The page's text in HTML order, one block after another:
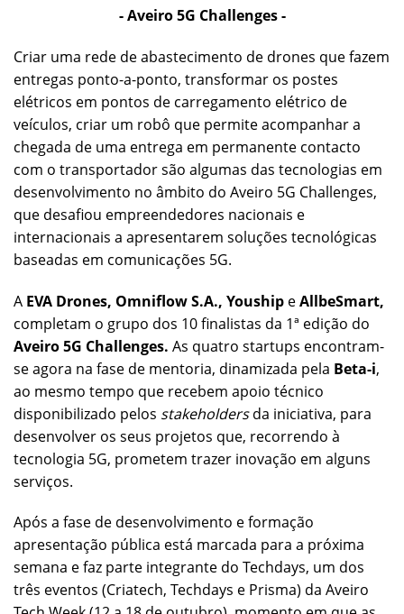
- Aveiro 5G Challenges -
Criar uma rede de abastecimento de drones que fazem
entregas ponto-a-ponto, transformar os postes
elétricos em pontos de carregamento elétrico de
veículos, criar um robô que permite acompanhar a
chegada de uma entrega em permanente contacto
com o transportador são algumas das tecnologias em
desenvolvimento no âmbito do Aveiro 5G Challenges,
que desafiou empreendedores nacionais e
internacionais a apresentarem soluções tecnológicas
baseadas em comunicações 5G.
A EVA Drones, Omniflow S.A., Youship eAllbeSmart,
completam o grupo dos 10 finalistas da 1ª edição do
Aveiro 5G Challenges. As quatro startups encontram-
se agora na fase de mentoria, dinamizada pela Beta-i,
ao mesmo tempo que recebem apoio técnico
disponibilizado pelos stakeholdersda iniciativa, para
desenvolver os seus projetos que, recorrendo à
tecnologia 5G, prometem trazer inovação em alguns
serviços.
Após a fase de desenvolvimento e formação
apresentação pública está marcada para a próxima
semana e faz parte integrante do Techdays, um dos
três eventos (Criatech, Techdays e Prisma) da Aveiro